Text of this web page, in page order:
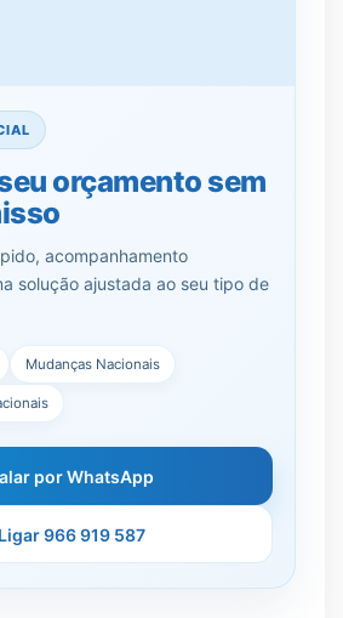
orçamento sem
acompanhamento
solução ajustada ao seu tipo de
Mudanças Nacionais
por WhatsApp
Ligar 966 919 587